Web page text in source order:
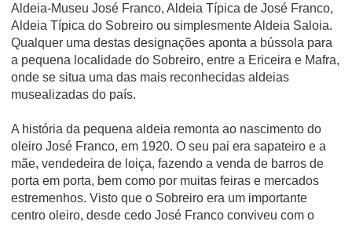
Aldeia-Museu José Franco, Aldeia Típica de José Franco,
Aldeia Típica do Sobreiro ou simplesmente Aldeia Saloia.
Qualquer uma destas designações aponta a bússola para
a pequena localidade do Sobreiro, entre a Ericeira e Mafra,
onde se situa uma das mais reconhecidas aldeias
musealizadas do país.
A história da pequena aldeia remonta ao nascimento do
oleiro José Franco, em 1920. O seu pai era sapateiro e a
mãe, vendedeira de loiça, fazendo a venda de barros de
porta em porta, bem como por muitas feiras e mercados
estremenhos. Visto que o Sobreiro era um importante
centro oleiro, desde cedo José Franco conviveu com o